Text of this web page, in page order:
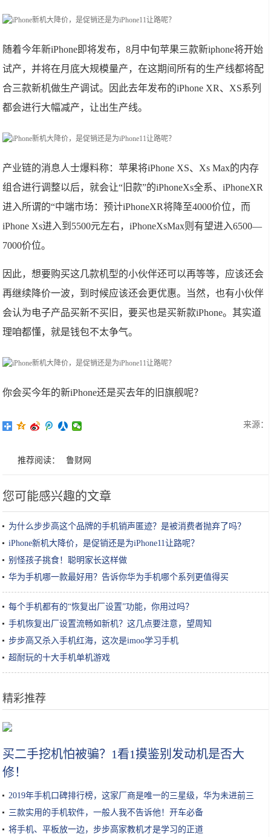
随着今年新iPhone即将发布，8月中旬苹果三款新iphone将开始
试产，并将在月底大规模量产，在这期间所有的生产线都将配
合三款新机做生产调试。因此去年发布的iPhone XR、XS系列
都会进行大幅减产，让出生产线。
产业链的消息人士爆料称：苹果将iPhone XS、Xs Max的内存
组合进行调整以后，就会让“旧款”的iPhoneXs全系、iPhoneXR
进入所谓的“中端市场：预计iPhoneXR将降至4000价位，而
iPhone Xs进入到5500元左右，iPhoneXsMax则有望进入6500—
7000价位。
因此，想要购买这几款机型的小伙伴还可以再等等，应该还会
再继续降价一波，到时候应该还会更优惠。当然，也有小伙伴
会认为电子产品买新不买旧，要买也是买新款iPhone。其实道
理咱都懂，就是钱包不太争气。
你会买今年的新iPhone还是买去年的旧旗舰呢？
来源：
推荐阅读： 鲁财网
您可能感兴趣的文章
为什么步步高这个品牌的手机销声匿迹？是被消费者抛弃了吗？
iPhone新机大降价，是促销还是为iPhone11让路呢？
别怪孩子挑食！聪明家长这样做
华为手机哪一款最好用？告诉你华为手机哪个系列更值得买
每个手机都有的“恢复出厂设置”功能，你用过吗？
手机恢复出厂设置流畅如新机？这几点要注意，望周知
步步高又杀入手机红海，这次是imoo学习手机
超耐玩的十大手机单机游戏
精彩推荐
买二手挖机怕被骗？1看1摸鉴别发动机是否大
修！
2019年手机口碑排行榜，这家厂商是唯一的三星级，华为未进前三
三款实用的手机软件，一般人我不告诉他！开车必备
将手机、平板放一边，步步高家教机才是学习的正道